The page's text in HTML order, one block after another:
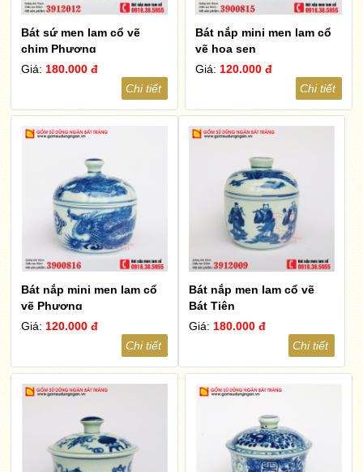
Bát sứ men lam cổ vẽ
chim Phượng
Giá: 180.000 đ
Chi tiết
Bát nắp mini men lam cổ
vẽ hoa sen
Giá: 120.000 đ
Chi tiết
Bát nắp mini men lam cổ
vẽ Phượng
Giá:120.000 đ
Chi tiết
Bát nắp men lam cổ vẽ
Bát Tiên
Giá: 180.000 đ
Chi tiết